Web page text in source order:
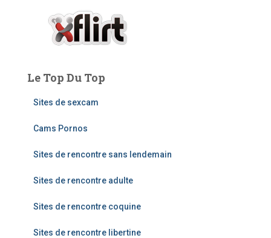
Le Top Du Top
Sites de sexcam
Cams Pornos
Sites de rencontre sans lendemain
Sites de rencontre adulte
Sites de rencontre coquine
Sites de rencontre libertine